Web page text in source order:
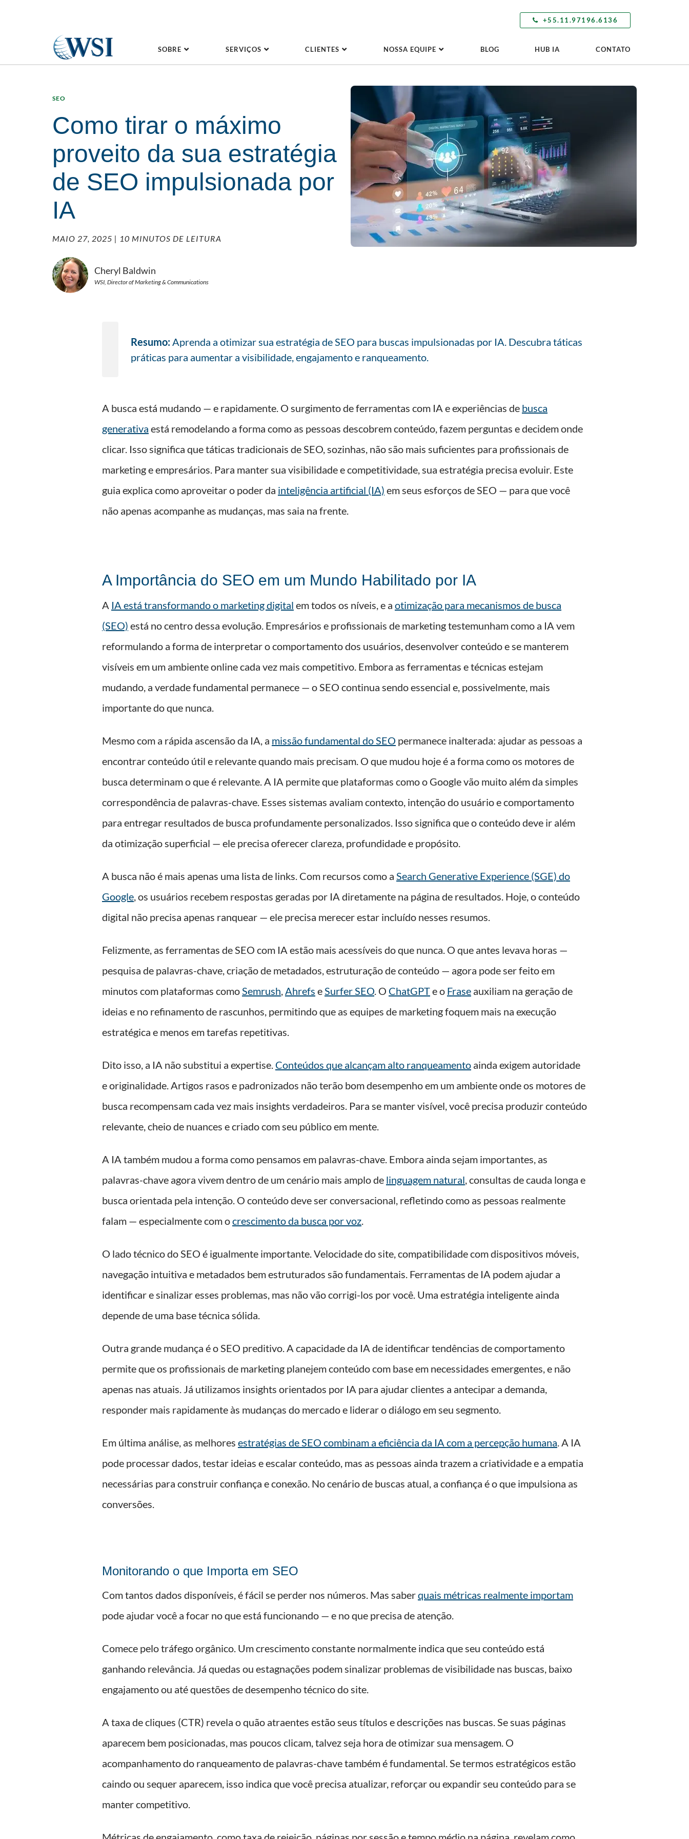
+55.11.97196.6136
SOBRE SERVIÇOS CLIENTES NOSSA EQUIPE BLOG HUB IA CONTATO
SEO
Como tirar o máximo
proveito da sua estratégia
de SEO impulsionada por
IA
MAIO 27, 2025 | 10 MINUTOS DE LEITURA
Cheryl Baldwin
WSI, Director of Marketing & Communications
Resumo:Aprenda a otimizar sua estratégia de SEO para buscas impulsionadas por IA. Descubra táticas
práticas para aumentar a visibilidade, engajamento e ranqueamento.
A busca está mudando — e rapidamente. O surgimento de ferramentas com IA e experiências de busca
generativa está remodelando a forma como as pessoas descobrem conteúdo, fazem perguntas e decidem onde
clicar. Isso significa que táticas tradicionais de SEO, sozinhas, não são mais suficientes para profissionais de
marketing e empresários. Para manter sua visibilidade e competitividade, sua estratégia precisa evoluir. Este
guia explica como aproveitar o poder da inteligência artificial (IA) em seus esforços de SEO — para que você
não apenas acompanhe as mudanças, mas saia na frente.
A Importância do SEO em um Mundo Habilitado por IA
A IA está transformando o marketing digital em todos os níveis, e a otimização para mecanismos de busca
(SEO) está no centro dessa evolução. Empresários e profissionais de marketing testemunham como a IA vem
reformulando a forma de interpretar o comportamento dos usuários, desenvolver conteúdo e se manterem
visíveis em um ambiente online cada vez mais competitivo. Embora as ferramentas e técnicas estejam
mudando, a verdade fundamental permanece — o SEO continua sendo essencial e, possivelmente, mais
importante do que nunca.
Mesmo com a rápida ascensão da IA, a missão fundamental do SEO permanece inalterada: ajudar as pessoas a
encontrar conteúdo útil e relevante quando mais precisam. O que mudou hoje é a forma como os motores de
busca determinam o que é relevante. A IA permite que plataformas como o Google vão muito além da simples
correspondência de palavras-chave. Esses sistemas avaliam contexto, intenção do usuário e comportamento
para entregar resultados de busca profundamente personalizados. Isso significa que o conteúdo deve ir além
da otimização superficial — ele precisa oferecer clareza, profundidade e propósito.
A busca não é mais apenas uma lista de links. Com recursos como a Search Generative Experience (SGE) do
Google, os usuários recebem respostas geradas por IA diretamente na página de resultados. Hoje, o conteúdo
digital não precisa apenas ranquear — ele precisa merecer estar incluído nesses resumos.
Felizmente, as ferramentas de SEO com IA estão mais acessíveis do que nunca. O que antes levava horas —
pesquisa de palavras-chave, criação de metadados, estruturação de conteúdo — agora pode ser feito em
minutos com plataformas comoSemrush,Ahrefs eSurfer SEO. O ChatGPTe o Frase auxiliam na geração de
ideias e no refinamento de rascunhos, permitindo que as equipes de marketing foquem mais na execução
estratégica e menos em tarefas repetitivas.
Dito isso, a IA não substitui a expertise. Conteúdos que alcançam alto ranqueamento ainda exigem autoridade
e originalidade. Artigos rasos e padronizados não terão bom desempenho em um ambiente onde os motores de
busca recompensam cada vez mais insights verdadeiros. Para se manter visível, você precisa produzir conteúdo
relevante, cheio de nuances e criado com seu público em mente.
A IA também mudou a forma como pensamos em palavras-chave. Embora ainda sejam importantes, as
palavras-chave agora vivem dentro de um cenário mais amplo de linguagem natural, consultas de cauda longa e
busca orientada pela intenção. O conteúdo deve ser conversacional, refletindo como as pessoas realmente
falam — especialmente com ocrescimento da busca por voz.
O lado técnico do SEO é igualmente importante. Velocidade do site, compatibilidade com dispositivos móveis,
navegação intuitiva e metadados bem estruturados são fundamentais. Ferramentas de IA podem ajudar a
identificar e sinalizar esses problemas, mas não vão corrigi-los por você. Uma estratégia inteligente ainda
depende de uma base técnica sólida.
Outra grande mudança é o SEO preditivo. A capacidade da IA de identificar tendências de comportamento
permite que os profissionais de marketing planejem conteúdo com base em necessidades emergentes, e não
apenas nas atuais. Já utilizamos insights orientados por IA para ajudar clientes a antecipar a demanda,
responder mais rapidamente às mudanças do mercado e liderar o diálogo em seu segmento.
Em última análise, as melhores estratégias de SEO combinam a eficiência da IA com a percepção humana. A IA
pode processar dados, testar ideias e escalar conteúdo, mas as pessoas ainda trazem a criatividade e a empatia
necessárias para construir confiança e conexão. No cenário de buscas atual, a confiança é o que impulsiona as
conversões.
Monitorando o que Importa em SEO
Com tantos dados disponíveis, é fácil se perder nos números. Mas saberquais métricas realmente importam
pode ajudar você a focar no que está funcionando — e no que precisa de atenção.
Comece pelo tráfego orgânico. Um crescimento constante normalmente indica que seu conteúdo está
ganhando relevância. Já quedas ou estagnações podem sinalizar problemas de visibilidade nas buscas, baixo
engajamento ou até questões de desempenho técnico do site.
A taxa de cliques (CTR) revela o quão atraentes estão seus títulos e descrições nas buscas. Se suas páginas
aparecem bem posicionadas, mas poucos clicam, talvez seja hora de otimizar sua mensagem. O
acompanhamento do ranqueamento de palavras-chave também é fundamental. Se termos estratégicos estão
caindo ou sequer aparecem, isso indica que você precisa atualizar, reforçar ou expandir seu conteúdo para se
manter competitivo.